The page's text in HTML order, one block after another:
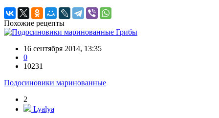
Похожие рецепты
Грибы
16 сентября 2014, 13:35
0
10231
Подосиновики маринованные
2
Lyalya